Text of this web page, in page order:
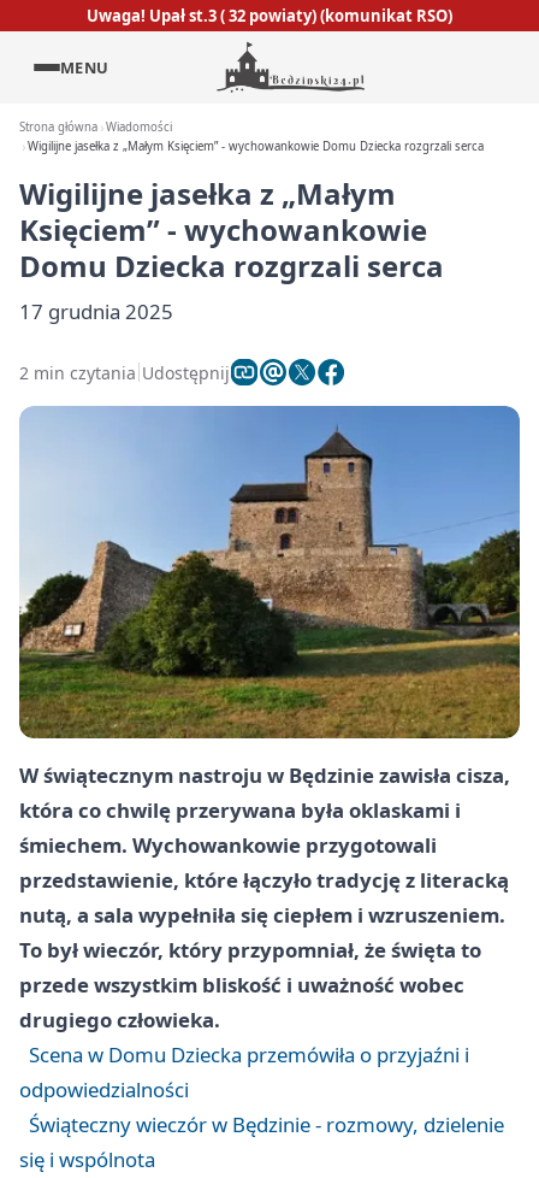
Uwaga! Upał st.3 ( 32 powiaty) (komunikat RSO)
MENU
Strona główna Wiadomości
Wigilijne jasełka z „Małym Księciem” - wychowankowie Domu Dziecka rozgrzali serca
Wigilijne jasełka z „Małym
Księciem” - wychowankowie
Domu Dziecka rozgrzali serca
17 grudnia 2025
2 min czytania Udostępnij
W świątecznym nastroju w Będziniezawisła cisza,
która co chwilę przerywana była oklaskami i
śmiechem. Wychowankowie przygotowali
przedstawienie, które łączyło tradycję z literacką
nutą, a sala wypełniła się ciepłem i wzruszeniem.
To był wieczór, który przypomniał, że święta to
przede wszystkim bliskość i uważność wobec
drugiego człowieka.
Scena w Domu Dziecka przemówiła o przyjaźni i
odpowiedzialności
Świąteczny wieczór w Będzinie - rozmowy, dzielenie
się i wspólnota